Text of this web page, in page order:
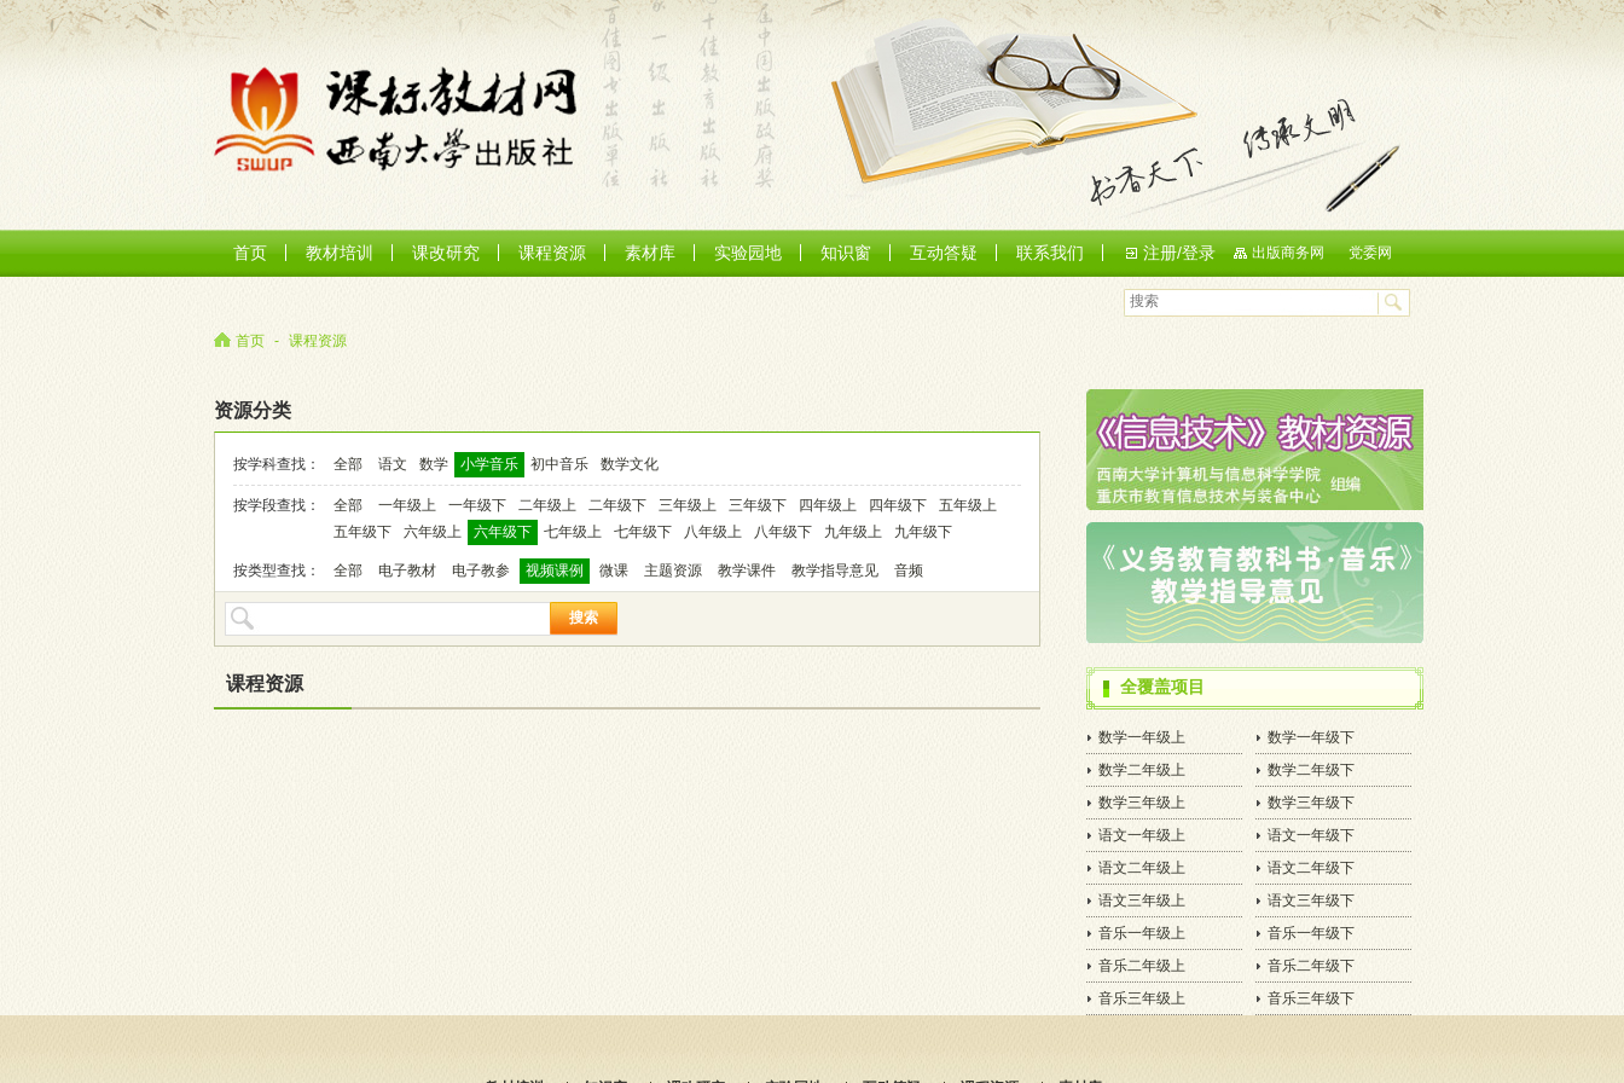
首页 教材培训 课改研究 课程资源 素材库 实验园地 知识窗 互动答疑 联系我们 党委网
出版商务网
注册/登录
首页 - 课程资源
资源分类
按学科查找： 全部 语文 数学 小学音乐 初中音乐 数学文化
按学段查找： 全部 一年级上 一年级下 二年级上 二年级下 三年级上 三年级下 四年级上 四年级下
五年级上
五年级下
六年级上 六年级下 七年级上 七年级下 八年级上 八年级下 九年级上 九年级下
按类型查找： 全部 电子教材 电子教参 视频课例 微课 主题资源 教学课件 教学指导意见 音频
搜索
课程资源 全覆盖项目
数学一年级上
数学二年级上
数学三年级上
语文一年级上
语文二年级上
语文三年级上
音乐一年级上
音乐二年级上
音乐三年级上
数学一年级下
数学二年级下
数学三年级下
语文一年级下
语文二年级下
语文三年级下
音乐一年级下
音乐二年级下
音乐三年级下